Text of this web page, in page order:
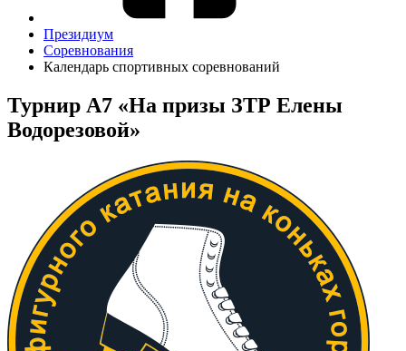
Президиум
Соревнования
Календарь спортивных соревнований
Турнир А7 «На призы ЗТР Елены
Водорезовой»